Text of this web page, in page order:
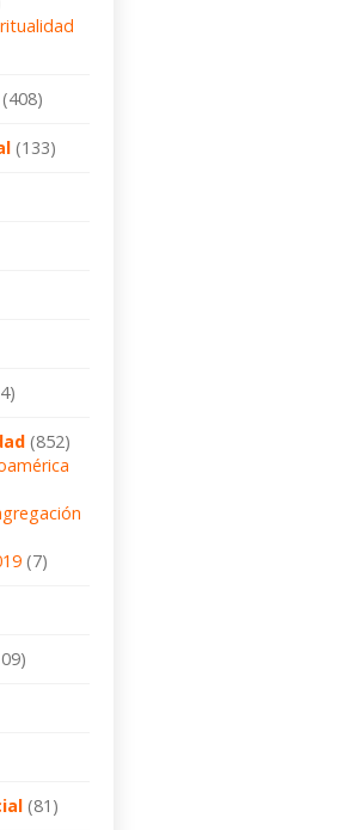
(408)
(133)
(852)
(7)
(81)